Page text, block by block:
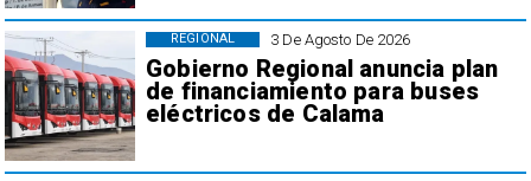
3 De Agosto De 2026
Gobierno Regional anuncia plan
de financiamiento para buses
eléctricos de Calama
REGIONAL